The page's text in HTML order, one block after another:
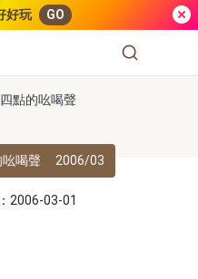
好玩 GO
點的吆喝聲
吆喝聲 2006/03
2006-03-01